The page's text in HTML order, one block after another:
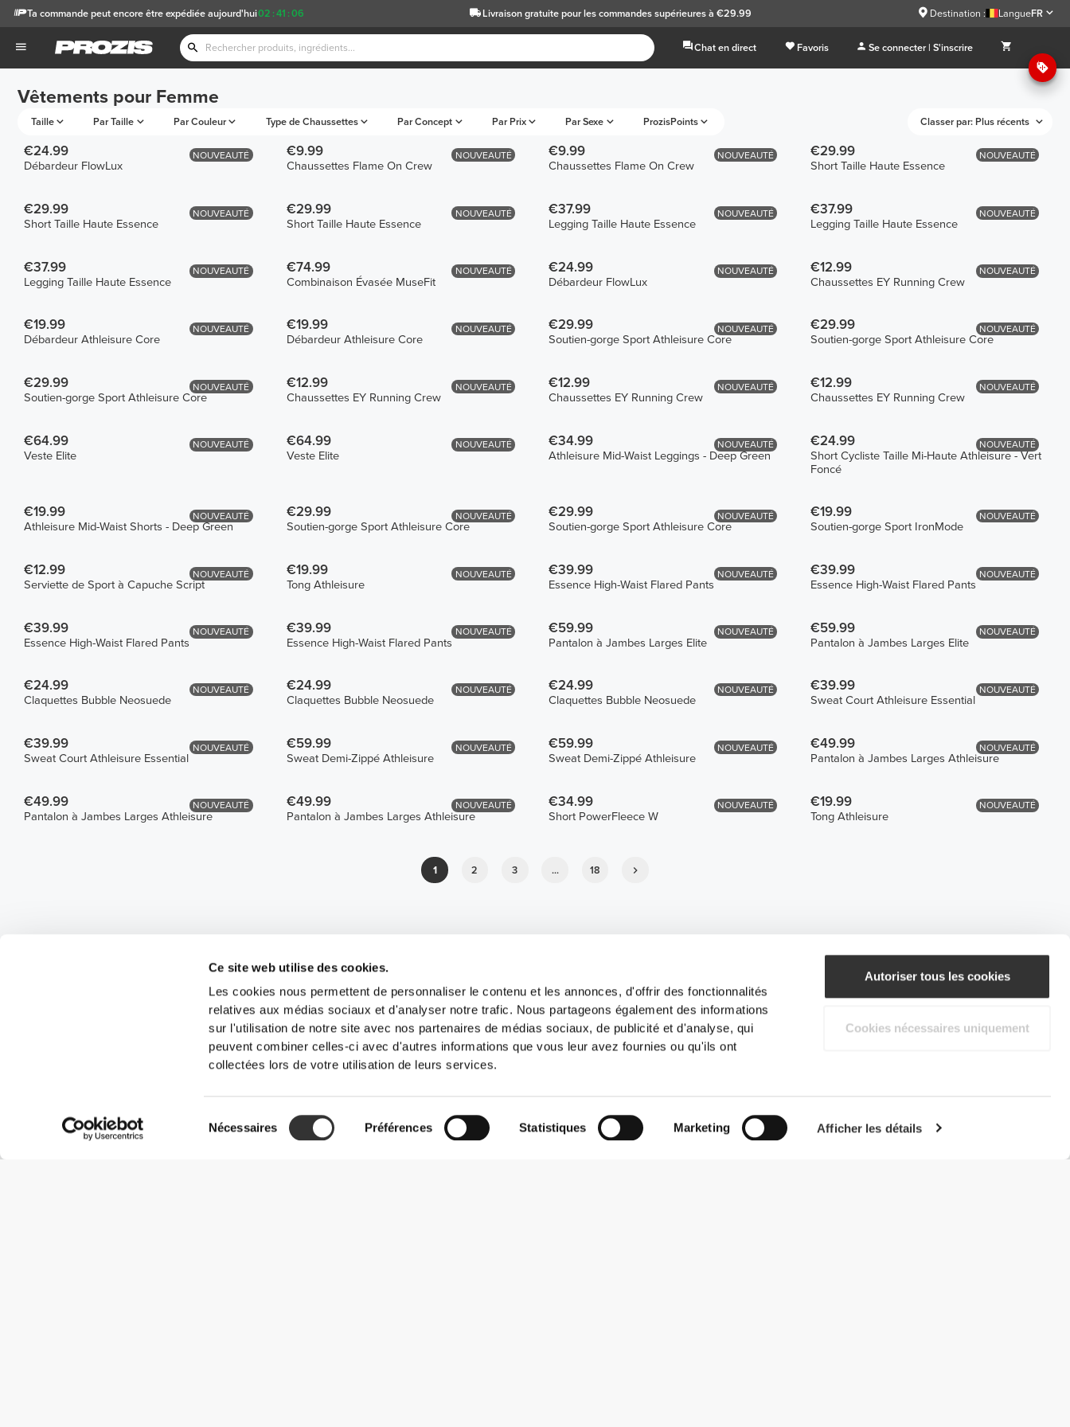
Ce site web utilise des cookies.
Les cookies nous permettent de personnaliser le contenu et les annonces, d'offrir des fonctionnalités
relatives aux médias sociaux et d'analyser notre trafic. Nous partageons également des informations
sur l'utilisation de notre site avec nos partenaires de médias sociaux, de publicité et d'analyse, qui
peuvent combiner celles-ci avec d'autres informations que vous leur avez fournies ou qu'ils ont
collectées lors de votre utilisation de leurs services.
du
Nécessaires Préférences Statistiques Marketing Afficher les détails
Autoriser tous les cookies
Cookies nécessaires uniquement
02 :41 :06
Ta commande peut encore être expédiée aujourd'hui Livraison gratuitepour les commandes supérieures à €29.99 Destination : LangueFR
Chat en direct Favoris Se connecter | S'inscrire
Vêtements pour Femme
Taille Par Taille Par Couleur Type de Chaussettes Par Concept Par Prix Par Sexe ProzisPoints Classer par: Plus récents
NOUVEAUTÉ
€24.99
Débardeur FlowLux
NOUVEAUTÉ
€9.99
Chaussettes Flame On Crew
NOUVEAUTÉ
€9.99
Chaussettes Flame On Crew
NOUVEAUTÉ
€29.99
Short Taille Haute Essence
NOUVEAUTÉ
€29.99
Short Taille Haute Essence
NOUVEAUTÉ
€29.99
Short Taille Haute Essence
NOUVEAUTÉ
€37.99
Legging Taille Haute Essence
NOUVEAUTÉ
€37.99
Legging Taille Haute Essence
NOUVEAUTÉ
€37.99
Legging Taille Haute Essence
NOUVEAUTÉ
€74.99
Combinaison Évasée MuseFit
NOUVEAUTÉ
€24.99
Débardeur FlowLux
NOUVEAUTÉ
€12.99
Chaussettes EY Running Crew
NOUVEAUTÉ
€19.99
Débardeur Athleisure Core
NOUVEAUTÉ
€19.99
Débardeur Athleisure Core
NOUVEAUTÉ
€29.99
Soutien-gorge Sport Athleisure Core
NOUVEAUTÉ
€29.99
Soutien-gorge Sport Athleisure Core
NOUVEAUTÉ
€29.99
Soutien-gorge Sport Athleisure Core
NOUVEAUTÉ
€12.99
Chaussettes EY Running Crew
NOUVEAUTÉ
€12.99
Chaussettes EY Running Crew
NOUVEAUTÉ
€12.99
Chaussettes EY Running Crew
NOUVEAUTÉ
€64.99
Veste Elite
NOUVEAUTÉ
€64.99
Veste Elite
NOUVEAUTÉ
€34.99
Athleisure Mid-Waist Leggings - Deep Green
NOUVEAUTÉ
€24.99
Short Cycliste Taille Mi-Haute Athleisure - Vert
Foncé
NOUVEAUTÉ
€19.99
Athleisure Mid-Waist Shorts - Deep Green
NOUVEAUTÉ
€29.99
Soutien-gorge Sport Athleisure Core
NOUVEAUTÉ
€29.99
Soutien-gorge Sport Athleisure Core
NOUVEAUTÉ
€19.99
Soutien-gorge Sport IronMode
NOUVEAUTÉ
€12.99
Serviette de Sport à Capuche Script
NOUVEAUTÉ
€19.99
Tong Athleisure
NOUVEAUTÉ
€39.99
Essence High-Waist Flared Pants
NOUVEAUTÉ
€39.99
Essence High-Waist Flared Pants
NOUVEAUTÉ
€39.99
Essence High-Waist Flared Pants
NOUVEAUTÉ
€39.99
Essence High-Waist Flared Pants
NOUVEAUTÉ
€59.99
Pantalon à Jambes Larges Elite
NOUVEAUTÉ
€59.99
Pantalon à Jambes Larges Elite
NOUVEAUTÉ
€24.99
Claquettes Bubble Neosuede
NOUVEAUTÉ
€24.99
Claquettes Bubble Neosuede
NOUVEAUTÉ
€24.99
Claquettes Bubble Neosuede
NOUVEAUTÉ
€39.99
Sweat Court Athleisure Essential
NOUVEAUTÉ
€39.99
Sweat Court Athleisure Essential
NOUVEAUTÉ
€59.99
Sweat Demi-Zippé Athleisure
NOUVEAUTÉ
€59.99
Sweat Demi-Zippé Athleisure
NOUVEAUTÉ
€49.99
Pantalon à Jambes Larges Athleisure
NOUVEAUTÉ
€49.99
Pantalon à Jambes Larges Athleisure
NOUVEAUTÉ
€49.99
Pantalon à Jambes Larges Athleisure
NOUVEAUTÉ
€34.99
Short PowerFleece W
NOUVEAUTÉ
€19.99
Tong Athleisure
1 2 3 ... 18